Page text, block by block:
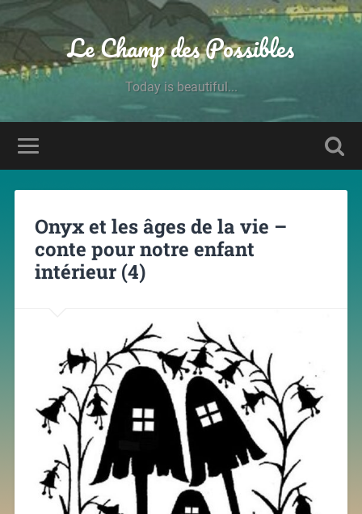
Le Champ des Possibles
Today is beautiful...
Onyx et les âges de la vie –
conte pour notre enfant
intérieur (4)